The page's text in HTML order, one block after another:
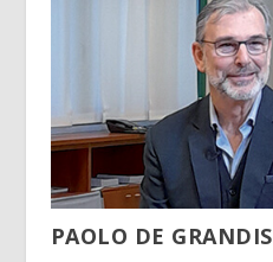
PAOLO DE GRANDIS